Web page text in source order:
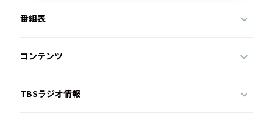
番組表
コンテンツ
TBSラジオ情報